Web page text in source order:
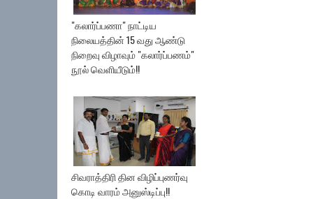
"கலார்ப்பணா" நாட்டிய
நிலையத்தின் 15 வது ஆண்டு
நிறைவு விழாவும் "கலார்ப்பணம்"
நூல் வெளியீடும்!!
சிவராத்திரி தின விழிப்புணர்வு
கொடி வாரம் அனுஸ்டிப்பு!!